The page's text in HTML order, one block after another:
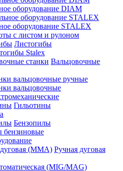
оборудование DIAM
оборудование STALEX
с листом и рулоном
Листогибы
Stalex
Вальцовочные
вальцовочные ручные
вальцовочные
Гильотины
Бензопилы
бензиновые
Ручная дуговая